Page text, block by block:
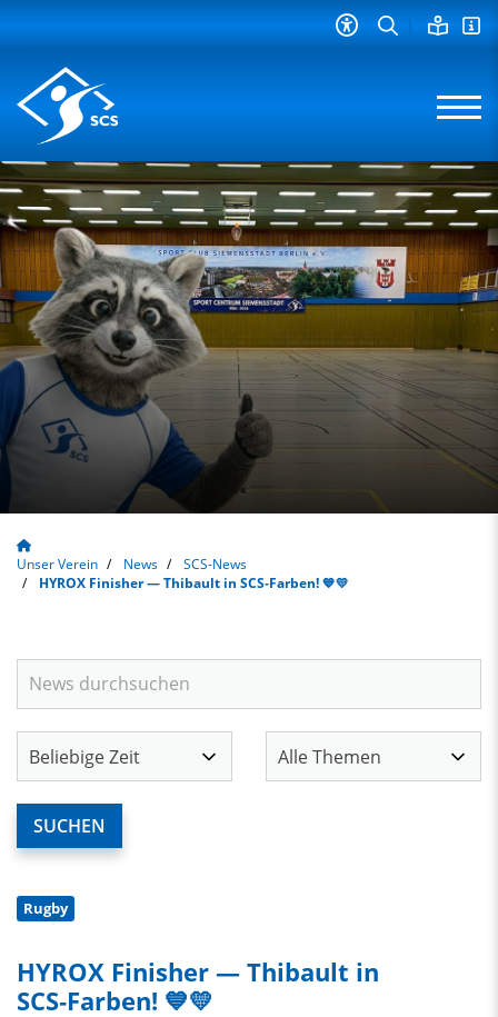
Unser Verein News
SCS-News
HYROX Finisher — Thibault in SCS‑Farben! 💙💛
Rugby
HYROX Finisher — Thibault in
SCS‑Farben! 💙💛